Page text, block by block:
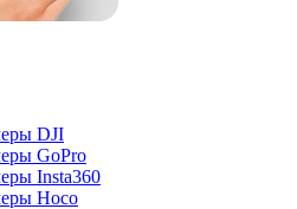
DJI
GoPro
Insta360
Hoco